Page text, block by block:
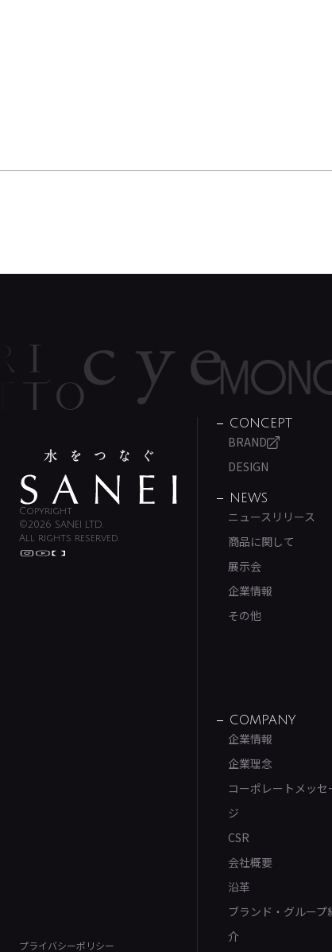
Copyright
©2026 SANEI LTD.
All rights reserved.
プライバシーポリシー
CONCEPT
BRAND
DESIGN
NEWS
ニュースリリース
商品に関して
展示会
企業情報
その他
COMPANY
企業情報
企業理念
コーポレートメッセ
ジ
CSR
会社概要
沿革
ブランド・グループ
介